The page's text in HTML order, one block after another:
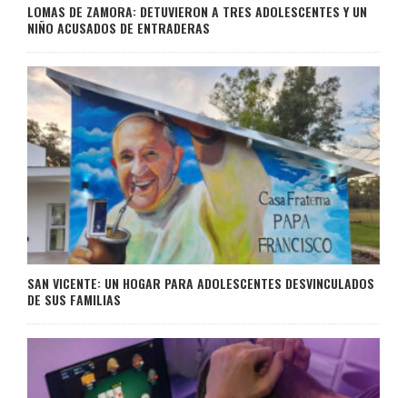
LOMAS DE ZAMORA: DETUVIERON A TRES ADOLESCENTES Y UN
NIÑO ACUSADOS DE ENTRADERAS
SAN VICENTE: UN HOGAR PARA ADOLESCENTES DESVINCULADOS
DE SUS FAMILIAS